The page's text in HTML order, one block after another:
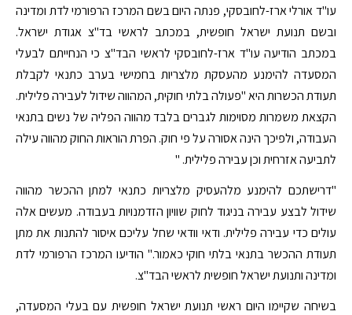
עו"ד אורלי ארז-לחובסקי, פנתה היום בשם המרכז הרפורמי לדת ומדינה
ובשם תנועת ישראל חופשית, במכתב לראשי בד"צ אגודת ישראל.
במכתב הודיעה עו"ד ארז-לחובסקי לראשי הבד"צ כי הנחייתם לבעלי
המסעדה להימנע מהעסקת מלצריות בחמישי בערב כתנאי לקבלת
תעודת הכשרות היא "פעולה בלתי חוקית, המהווה שידול לעבירה פלילית.
הקצאת משמרות מסוימות לגברים בלבד מהווה הפליה של נשים בתנאי
העבודה, ולפיכך הינה אסורה על פי חוק. הפרת הוראות החוק מהווה עילה
לתביעה אזרחית וכן עבירה פלילית. "
"דרישתכם להימנע מלהעסיק מלצריות כתנאי למתן ההכשר מהווה
שידול לבצע עבירה בניגוד לחוק שוויון הזדמנויות בעבודה. מעשים אלה
עולים כדי עבירה פלילית. ודאי וודאי שחל עליכם איסור להתנות את מתן
תעודת ההכשר בתנאי בלתי חוקי כאמור." הודיעו המרכז הרפורמי לדת
ומדינה ותנועת ישראל חופשית לראשי הבד"צ.
בשיחה שקיימו היום ראשי תנועת ישראל חופשית עם בעלי המסעדה,